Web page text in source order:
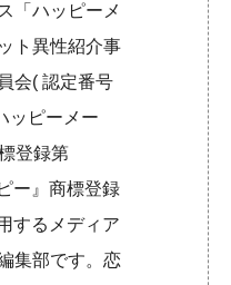
「ハッピーメ
ト異性紹介事
会( 認定番号
ッピーメー
登録第
ー』商標登録
するメディア
集部です。恋